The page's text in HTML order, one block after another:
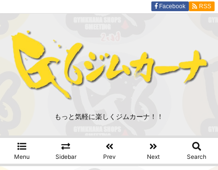
もっと気軽に楽しくジムカーナ！！
Menu Sidebar Prev Next Search
Facebook RSS